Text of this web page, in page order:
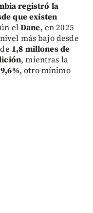
registró la
que existen
elDane, en 2025
más bajo desde
1,8 millones de
, mientras la
, otro mínimo